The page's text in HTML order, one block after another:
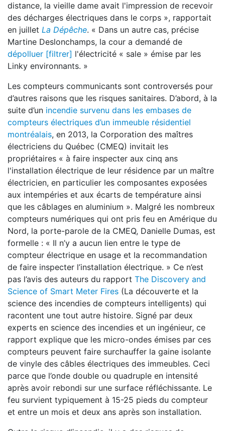
distance, la vieille dame avait l'impression de recevoir
des décharges électriques dans le corps », rapportait
en juillet La Dépêche. « Dans un autre cas, précise
Martine Deslonchamps, la cour a demandé de
dépolluer [filtrer] l'électricité « sale » émise par les
Linky environnants. »
Les compteurs communicants sont controversés pour
d’autres raisons que les risques sanitaires. D’abord, à la
suite d’un incendie survenu dans les embases de
compteurs électriques d’un immeuble résidentiel
montréalais, en 2013, la Corporation des maîtres
électriciens du Québec (CMEQ) invitait les
propriétaires « à faire inspecter aux cinq ans
l'installation électrique de leur résidence par un maître
électricien, en particulier les composantes exposées
aux intempéries et aux écarts de température ainsi
que les câblages en aluminium ». Malgré les nombreux
compteurs numériques qui ont pris feu en Amérique du
Nord, la porte-parole de la CMEQ, Danielle Dumas, est
formelle : « Il n’y a aucun lien entre le type de
compteur électrique en usage et la recommandation
de faire inspecter l’installation électrique. » Ce n’est
pas l’avis des auteurs du rapport The Discovery and
Science of Smart Meter Fires (La découverte et la
science des incendies de compteurs intelligents) qui
racontent une tout autre histoire. Signé par deux
experts en science des incendies et un ingénieur, ce
rapport explique que les micro-ondes émises par ces
compteurs peuvent faire surchauffer la gaine isolante
de vinyle des câbles électriques des immeubles. Ceci
parce que l’onde double ou quadruple en intensité
après avoir rebondi sur une surface réfléchissante. Le
feu survient typiquement à 15-25 pieds du compteur
et entre un mois et deux ans après son installation.